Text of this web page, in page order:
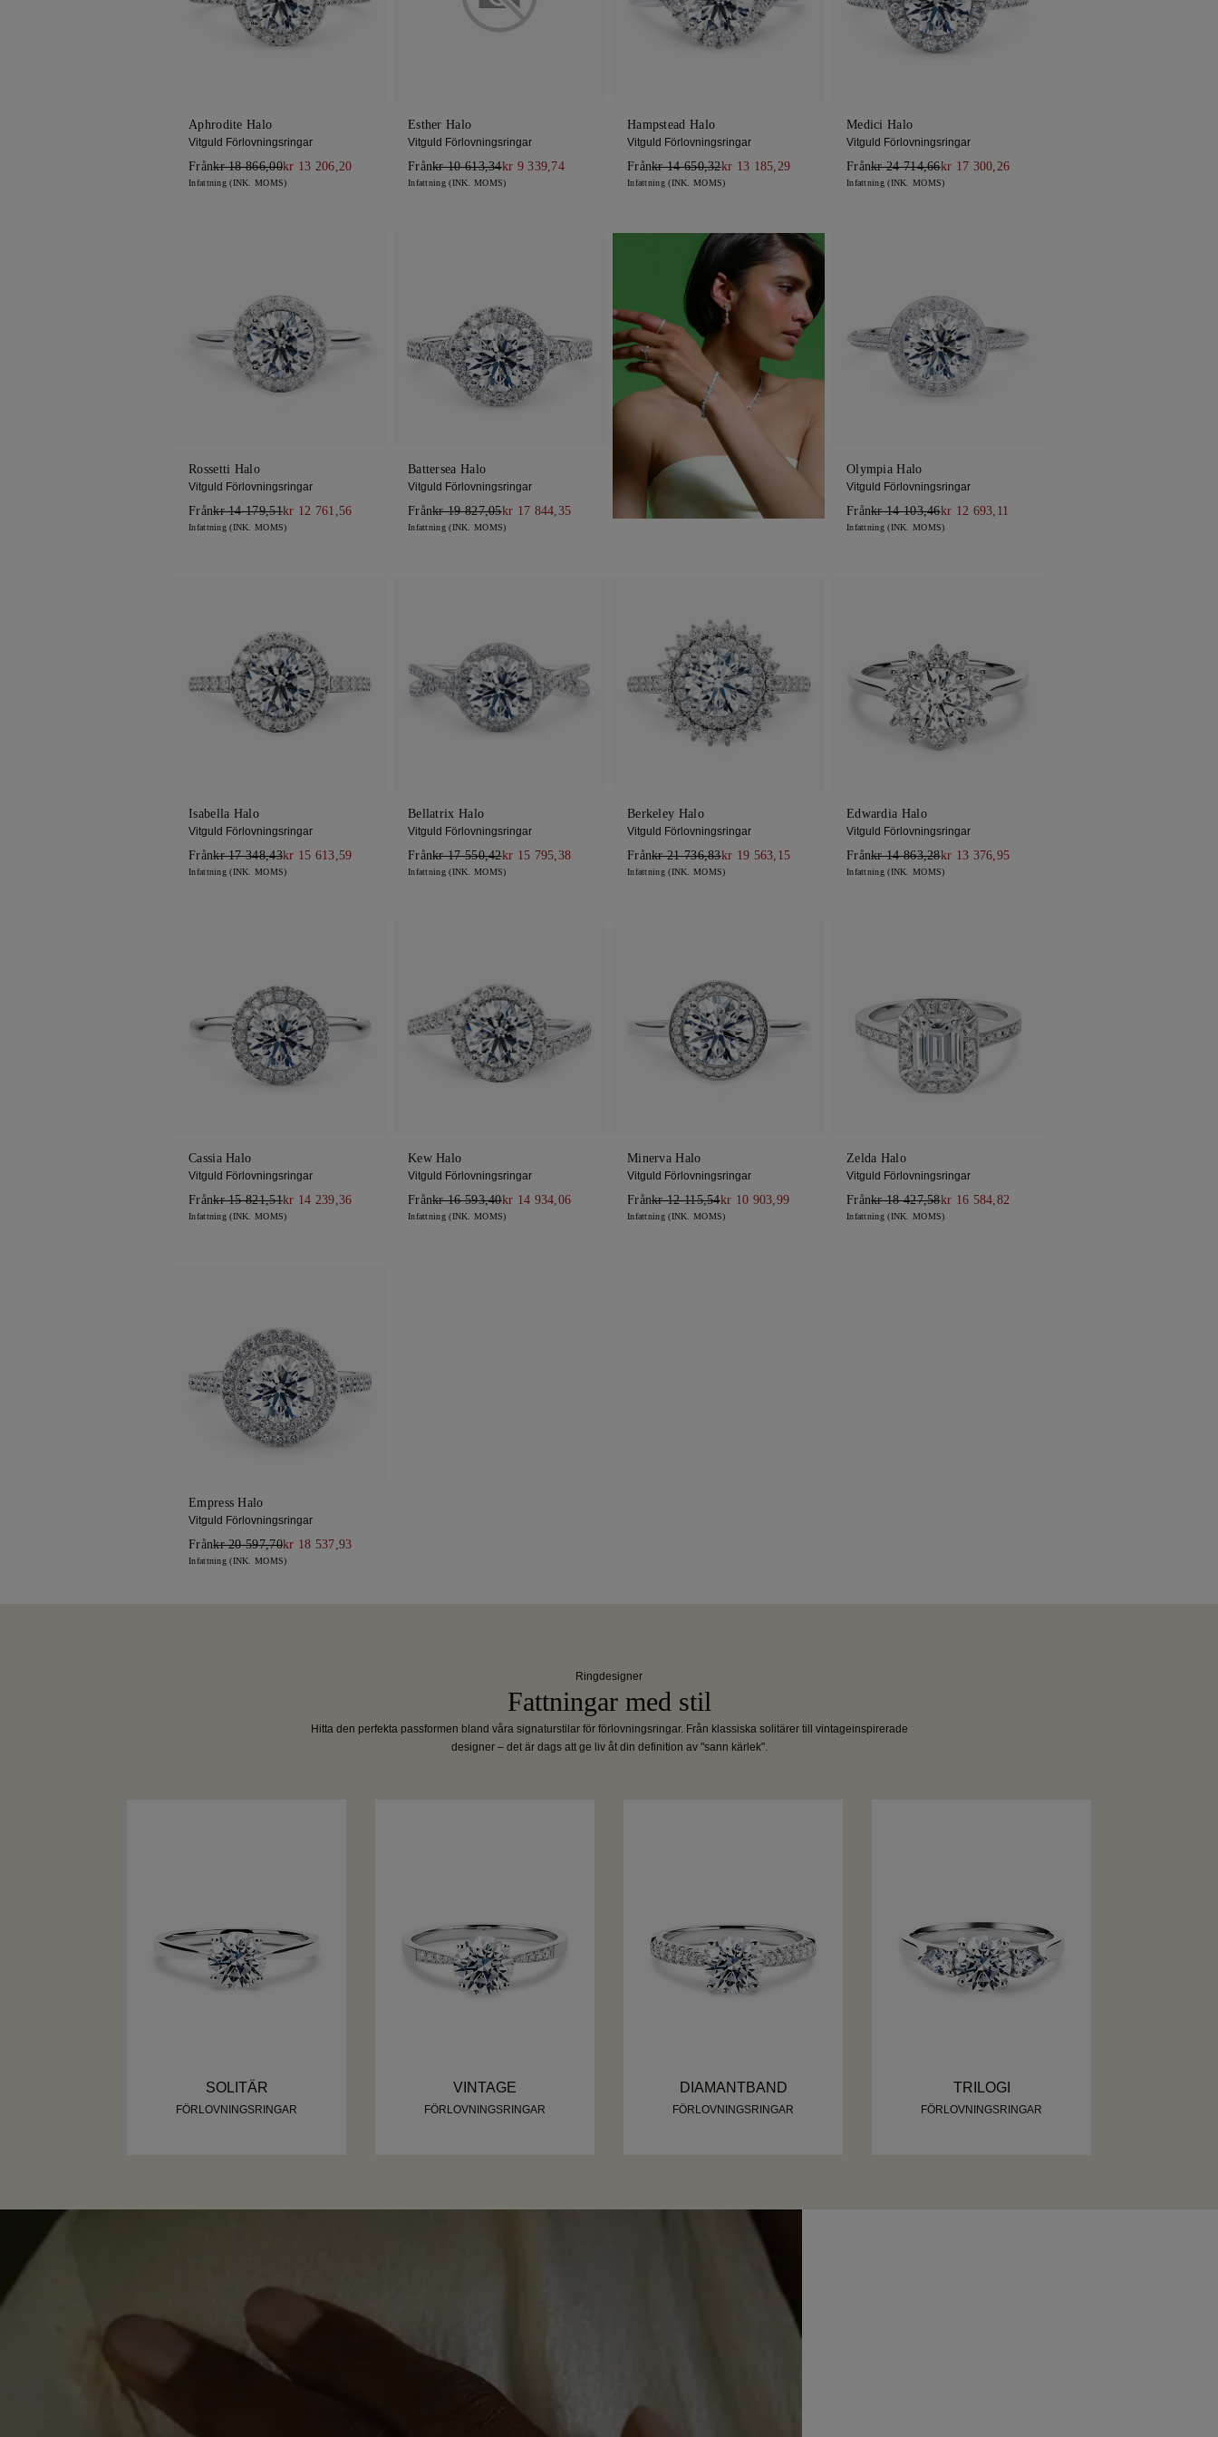
Trestensringar
Aphrodite Halo
Vitguld Förlovningsringar
Frånkr 18 866,00kr 13 206,20
Infattning (INK. MOMS)
Esther Halo
Vitguld Förlovningsringar
Frånkr 10 613,34kr 9 339,74
Infattning (INK. MOMS)
Hampstead Halo
Vitguld Förlovningsringar
Frånkr 14 650,32kr 13 185,29
Infattning (INK. MOMS)
Medici Halo
Vitguld Förlovningsringar
Frånkr 24 714,66kr 17 300,26
Infattning (INK. MOMS)
Rossetti Halo
Vitguld Förlovningsringar
Frånkr 14 179,51kr 12 761,56
Infattning (INK. MOMS)
Battersea Halo
Vitguld Förlovningsringar
Frånkr 19 827,05kr 17 844,35
Infattning (INK. MOMS)
Olympia Halo
Vitguld Förlovningsringar
Frånkr 14 103,46kr 12 693,11
Infattning (INK. MOMS)
Isabella Halo
Vitguld Förlovningsringar
Frånkr 17 348,43kr 15 613,59
Infattning (INK. MOMS)
Bellatrix Halo
Vitguld Förlovningsringar
Frånkr 17 550,42kr 15 795,38
Infattning (INK. MOMS)
Berkeley Halo
Vitguld Förlovningsringar
Frånkr 21 736,83kr 19 563,15
Infattning (INK. MOMS)
Edwardia Halo
Vitguld Förlovningsringar
Frånkr 14 863,28kr 13 376,95
Infattning (INK. MOMS)
Cassia Halo
Vitguld Förlovningsringar
Frånkr 15 821,51kr 14 239,36
Infattning (INK. MOMS)
Kew Halo
Vitguld Förlovningsringar
Frånkr 16 593,40kr 14 934,06
Infattning (INK. MOMS)
Minerva Halo
Vitguld Förlovningsringar
Frånkr 12 115,54kr 10 903,99
Infattning (INK. MOMS)
Zelda Halo
Vitguld Förlovningsringar
Frånkr 18 427,58kr 16 584,82
Infattning (INK. MOMS)
Empress Halo
Vitguld Förlovningsringar
Frånkr 20 597,70kr 18 537,93
Infattning (INK. MOMS)
Ringdesigner
Fattningar med stil
Hitta den perfekta passformen bland våra signaturstilar för förlovningsringar. Från klassiska solitärer till vintageinspirerade
designer – det är dags att ge liv åt din definition av "sann kärlek".
SOLITÄR
FÖRLOVNINGSRINGAR
VINTAGE
FÖRLOVNINGSRINGAR
DIAMANTBAND
FÖRLOVNINGSRINGAR
TRILOGI
FÖRLOVNINGSRINGAR